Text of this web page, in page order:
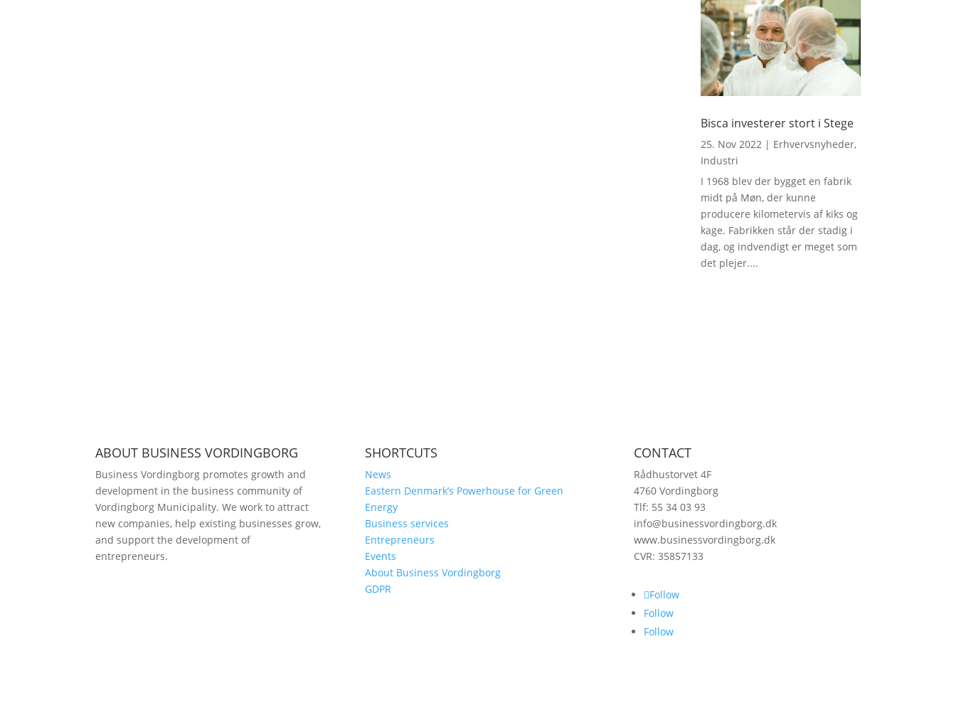
Bisca investerer stort i Stege
25. Nov 2022 | Erhvervsnyheder,
Industri
I 1968 blev der bygget en fabrik
midt på Møn, der kunne
producere kilometervis af kiks og
kage. Fabrikken står der stadig i
dag, og indvendigt er meget som
det plejer....
ABOUT BUSINESS VORDINGBORG
Business Vordingborg promotes growth and
development in the business community of
Vordingborg Municipality. We work to attract
new companies, help existing businesses grow,
and support the development of
entrepreneurs.
SHORTCUTS
News
Eastern Denmark’s Powerhouse for Green
Energy
Business services
Entrepreneurs
Events
About Business Vordingborg
GDPR
CONTACT
Rådhustorvet 4F
4760 Vordingborg
Tlf: 55 34 03 93
info@businessvordingborg.dk
www.businessvordingborg.dk
CVR: 35857133
Follow
Follow
Follow